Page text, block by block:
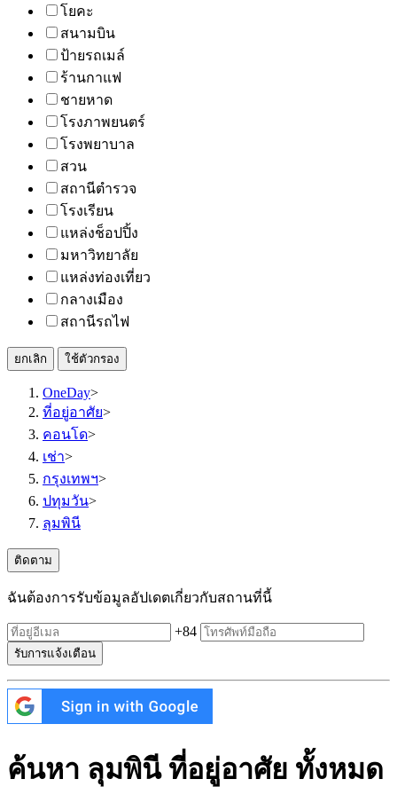
โยคะ
สนามบิน
ป้ายรถเมล์
ร้านกาแฟ
ชายหาด
โรงภาพยนตร์
โรงพยาบาล
สวน
สถานีตำรวจ
โรงเรียน
แหล่งช็อปปิ้ง
มหาวิทยาลัย
แหล่งท่องเที่ยว
กลางเมือง
สถานีรถไฟ
ยกเลิก ใช้ตัวกรอง
OneDay>
ที่อยู่อาศัย>
คอนโด>
เช่า>
กรุงเทพฯ>
ปทุมวัน>
ลุมพินี
ติดตาม
ฉันต้องการรับข้อมูลอัปเดตเกี่ยวกับสถานที่นี้
+84
รับการแจ้งเตือน
ค้นหา ลุมพินี ที่อยู่อาศัย ทั้งหมด